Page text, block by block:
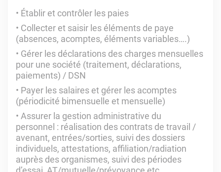
Établir et contrôler les paies
Collecter et saisir les éléments de paye
(absences, acomptes, éléments variables….)
Gérer les déclarations des charges mensuelles
pour une société (traitement, déclarations,
paiements) / DSN
Payer les salaires et gérer les acomptes
(périodicité bimensuelle et mensuelle)
Assurer la gestion administrative du
personnel : réalisation des contrats de travail /
avenant, entrées/sorties, suivi des dossiers
individuels, attestations, affiliation/radiation
auprès des organismes, suivi des périodes